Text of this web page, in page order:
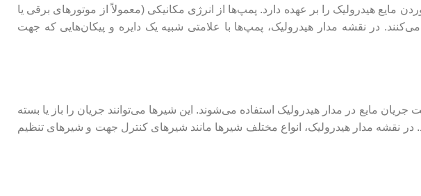
مایع هیدرولیک را بر عهده دارد. پمپ‌ها از انرژی مکانیکی (معمولاً از موتورهای برقی یا
می‌کنند. در نقشه مدار هیدرولیک، پمپ‌ها با علامتی شبیه یک دایره و پیکان‌هایی که جهت
مایع در مدار هیدرولیک استفاده می‌شوند. این شیرها می‌توانند جریان را باز یا بسته
در نقشه مدار هیدرولیک، انواع مختلف شیرها مانند شیرهای کنترل جهت و شیرهای تنظیم